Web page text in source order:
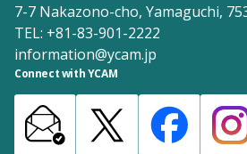
7-7 Nakazono-cho, Yamaguchi,
TEL: +81-83-901-2222
information@ycam.jp
Connect with YCAM